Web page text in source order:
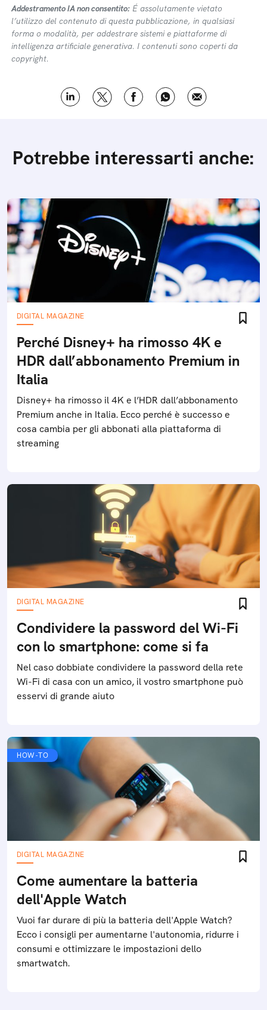
Addestramento IA non consentito: É assolutamente vietato
l’utilizzo del contenuto di questa pubblicazione, in qualsiasi
forma o modalità, per addestrare sistemi e piattaforme di
intelligenza artificiale generativa. I contenuti sono coperti da
copyright.
Potrebbe interessarti anche:
DIGITAL MAGAZINE
Perché Disney+ ha rimosso 4K e
HDR dall’abbonamento Premium in
Italia
Disney+ ha rimosso il 4K e l’HDR dall’abbonamento
Premium anche in Italia. Ecco perché è successo e
cosa cambia per gli abbonati alla piattaforma di
streaming
DIGITAL MAGAZINE
Condividere la password del Wi-Fi
con lo smartphone: come si fa
Nel caso dobbiate condividere la password della rete
Wi-Fi di casa con un amico, il vostro smartphone può
esservi di grande aiuto
HOW-TO
DIGITAL MAGAZINE
Come aumentare la batteria
dell'Apple Watch
Vuoi far durare di più la batteria dell'Apple Watch?
Ecco i consigli per aumentarne l'autonomia, ridurre i
consumi e ottimizzare le impostazioni dello
smartwatch.